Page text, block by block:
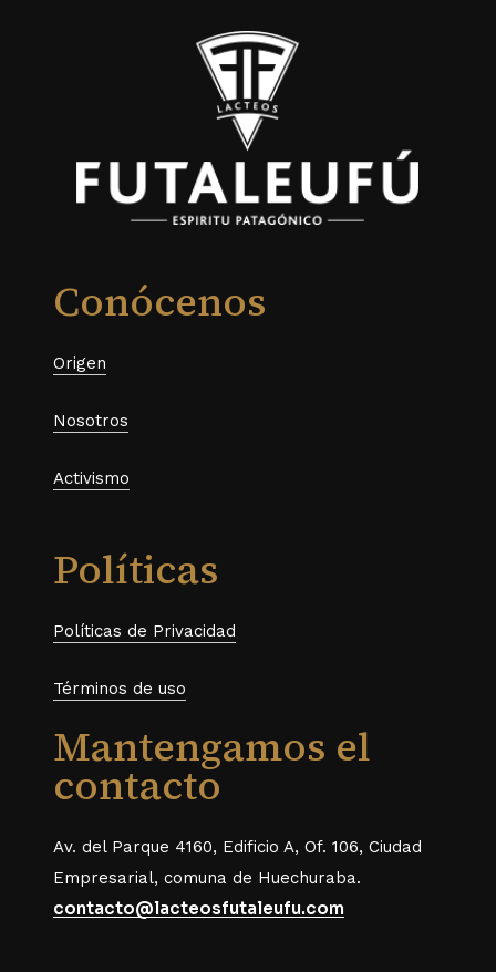
Conócenos
Origen
Nosotros
Activismo
Políticas
Políticas de Privacidad
Términos de uso
Mantengamos el
contacto
Av. del Parque 4160, Edificio A, Of. 106, Ciudad
Empresarial, comuna de Huechuraba.
contacto@lacteosfutaleufu.com